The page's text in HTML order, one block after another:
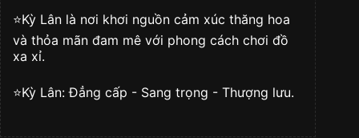
⭐️Kỳ Lân là nơi khơi nguồn cảm xúc thăng hoa
và thỏa mãn đam mê với phong cách chơi đồ
xa xỉ.
⭐️Kỳ Lân: Đẳng cấp - Sang trọng - Thượng lưu.